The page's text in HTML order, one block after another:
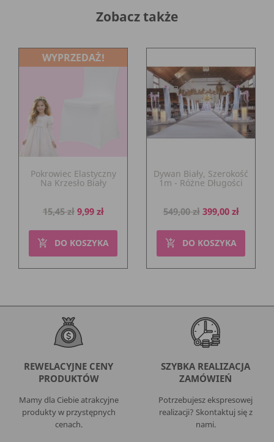
Zobacz także
Pokrowiec Elastyczny
Na Krzesło Biały
Cena
15,45 zł Cena
9,99 zł
add_shopping_cart DO KOSZYKA
WYPRZEDAŻ!
Dywan Biały, Szerokość
1m - Różne Długości
Cena
549,00 zł Cena
399,00 zł
add_shopping_cart DO KOSZYKA
REWELACYJNE CENY
PRODUKTÓW
Mamy dla Ciebie atrakcyjne
produkty w przystępnych
cenach.
SZYBKA REALIZACJA
ZAMÓWIEŃ
Potrzebujesz ekspresowej
realizacji? Skontaktuj się z
nami.